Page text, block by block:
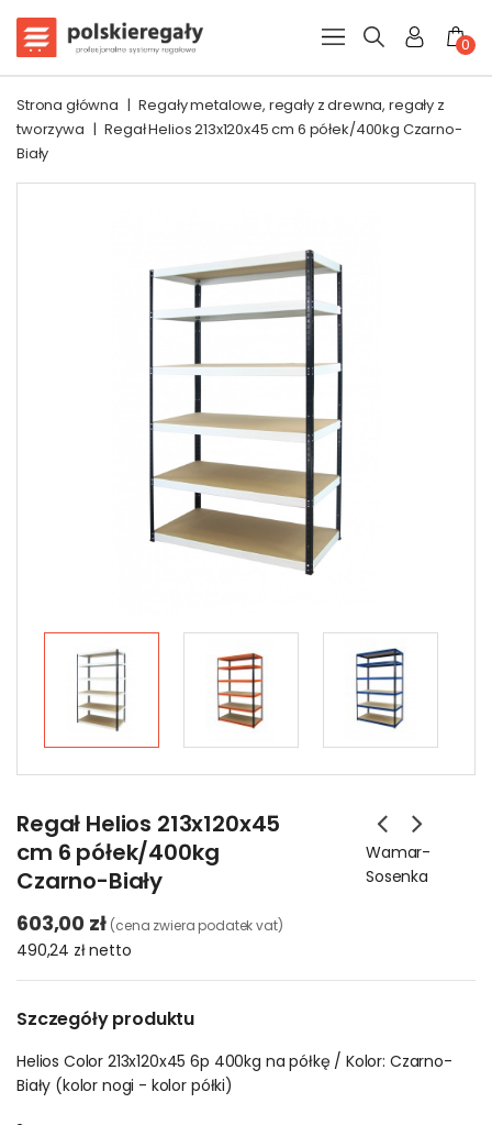
0
Strona główna | Regały metalowe, regały z drewna, regały z
tworzywa | Regał Helios 213x120x45 cm 6 półek/400kg Czarno-
Biały
Regał Helios 213x120x45
cm 6 półek/400kg
Czarno-Biały
Wamar-
Sosenka
603,00 zł (cena zwiera podatek vat)
490,24 złnetto
Szczegóły produktu
Helios Color 213x120x45 6p 400kg na półkę / Kolor: Czarno-
Biały (kolor nogi - kolor półki)